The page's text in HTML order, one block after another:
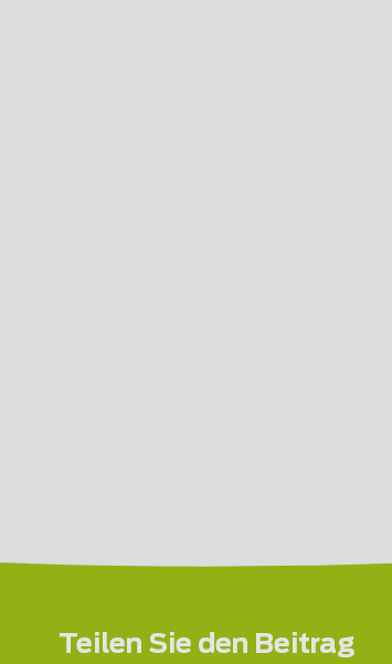
Teilen Sie den Beitrag